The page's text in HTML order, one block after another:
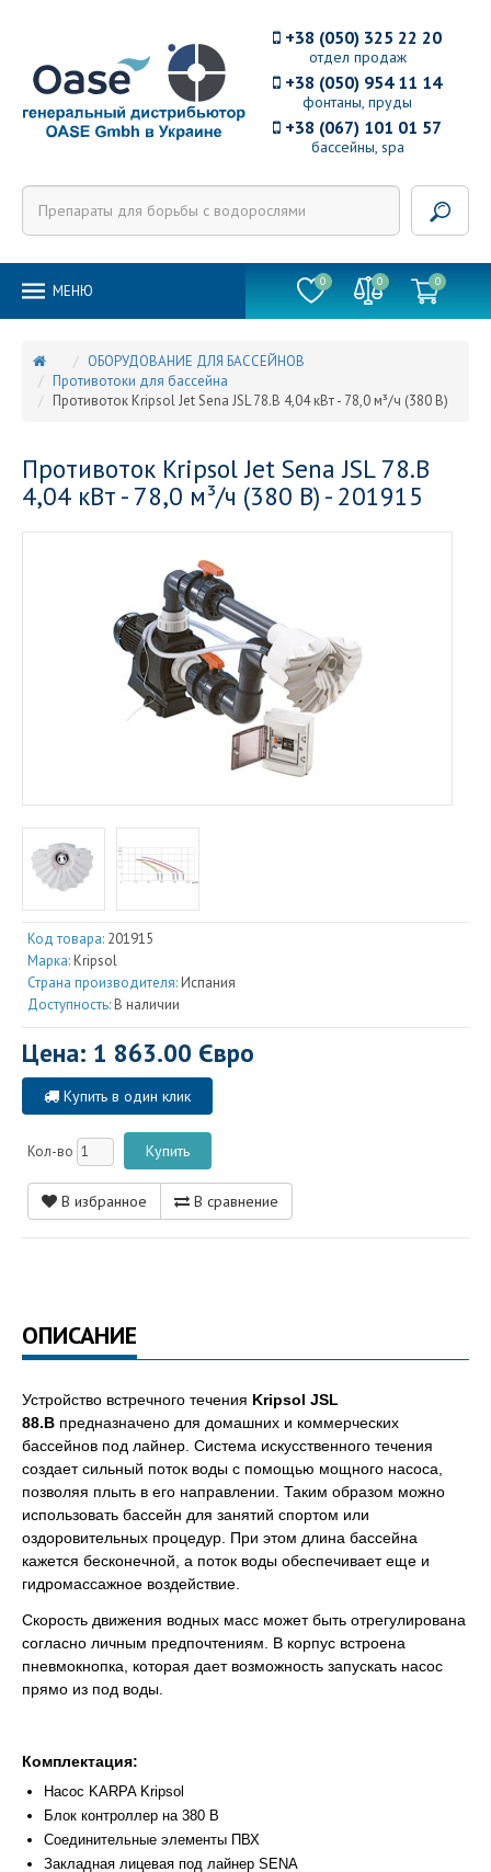
отдел продаж
+38 (050) 325 22 20
фонтаны, пруды
+38 (050) 954 11 14
бассейны, spa
+38 (067) 101 01 57
MEНЮ
0 0 0
ОБОРУДОВАНИЕ ДЛЯ БАССЕЙНОВ
Противотоки для бассейна
Противоток Kripsol Jet Sena JSL 78.B 4,04 кВт - 78,0 м³/ч (380 В)
Противоток Kripsol Jet Sena JSL 78.B
4,04 кВт - 78,0 м³/ч (380 В) - 201915
Код товара: 201915
Марка: Kripsol
Страна производителя: Испания
Доступность: В наличии
Цена: 1 863.00 Євро
Купить в один клик
Кол-во
В избранное В сравнение
ОПИСАНИЕ
Устройство встречного течения Kripsol JSL
88.B предназначено для домашних и коммерческих
бассейнов под лайнер. Система искусственного течения
создает сильный поток воды с помощью мощного насоса,
позволяя плыть в его направлении. Таким образом можно
использовать бассейн для занятий спортом или
оздоровительных процедур. При этом длина бассейна
кажется бесконечной, а поток воды обеспечивает еще и
гидромассажное воздействие.
Скорость движения водных масс может быть отрегулирована
согласно личным предпочтениям. В корпус встроена
пневмокнопка, которая дает возможность запускать насос
прямо из под воды.
Комплектация:
Насос KARPA Kripsol
Блок контроллер на 380 В
Соединительные элементы ПВХ
Закладная лицевая под лайнер SENA